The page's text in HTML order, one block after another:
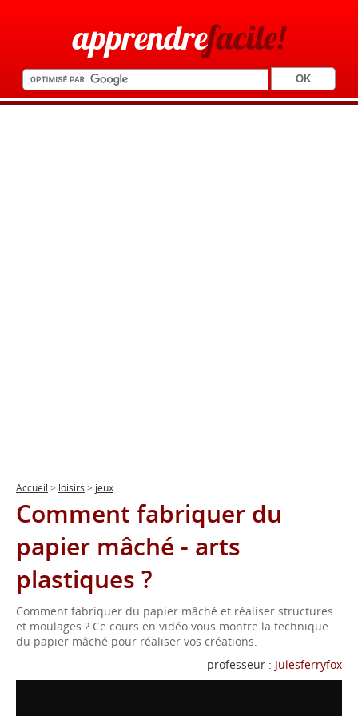
apprendrefacile!
Accueil > loisirs > jeux
Comment fabriquer du
papier mâché - arts
plastiques ?
Comment fabriquer du papier mâché et réaliser structures
et moulages ? Ce cours en vidéo vous montre la technique
du papier mâché pour réaliser vos créations.
professeur : Julesferryfox